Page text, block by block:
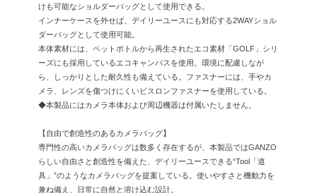
けも可能なショルダーバッグとして使用できる。
インナーケースを外せば、デイリーユースにも対応する2WAYショル
ダーバッグとして使用可能。
本体素材には、ペットボトルから再生されたエコ素材「GOLF」シリ
ーズにも採用しているエコキャンバスを使用。環境に配慮しなが
ら、しっかりとした耐久性も備えている。ファスナーには、手やカ
メラ、レンズを傷つけにくいビスロンファスナーを使用している。
◆本製品にはカメラ本体および周辺機器は付属いたしません。
【自由で創造性のあるカメラバッグ】
専門性の高いカメラバッグは数多く存在するが、本製品ではGANZO
らしい自由さと創造性を備えた、デイリーユースできる“Tool「道
具」”のようなカメラバッグを提案している。使いやすさと機動力を
兼ね備え、日常に自然と溶け込む設計。